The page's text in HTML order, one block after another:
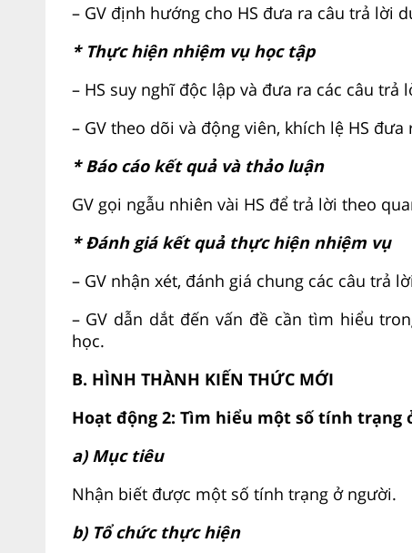
– GV định hướng cho HS đưa ra câu trả lời
* Thực hiện nhiệm vụ học tập
– HS suy nghĩ độc lập và đưa ra các câu trả
– GV theo dõi và động viên, khích lệ HS đưa
* Báo cáo kết quả và thảo luận
GV gọi ngẫu nhiên vài HS để trả lời theo
* Đánh giá kết quả thực hiện nhiệm vụ
– GV nhận xét, đánh giá chung các câu trả
– GV dẫn dắt đến vấn đề cần tìm hiểu
học.
B. HÌNH THÀNH KIẾN THỨC MỚI
Hoạt động 2: Tìm hiểu một số tính trạng
a) Mục tiêu
Nhận biết được một số tính trạng ở người.
b) Tổ chức thực hiện